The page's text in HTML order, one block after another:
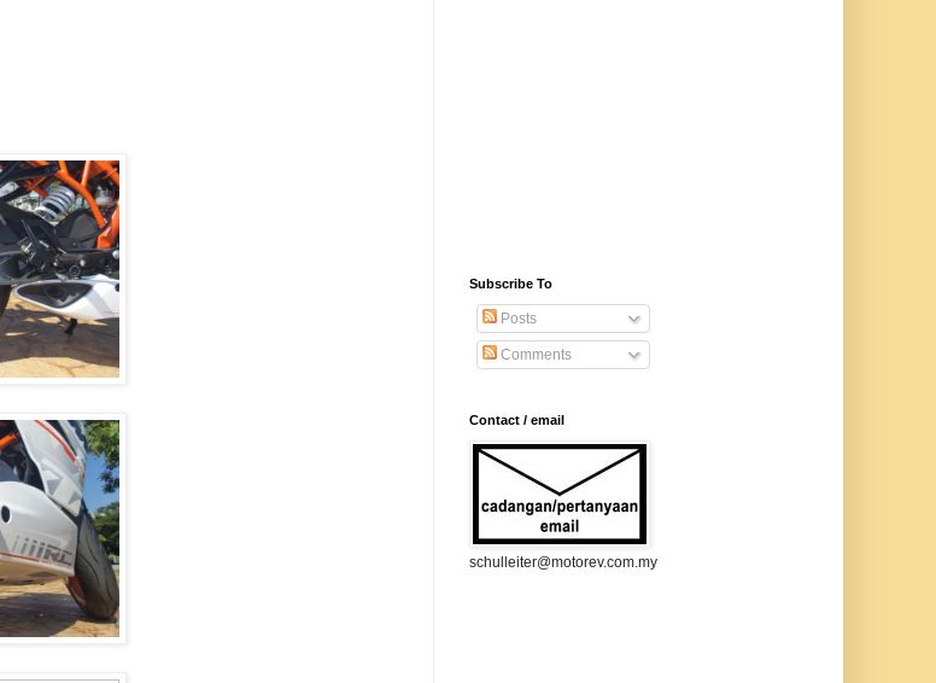
Subscribe To
Posts
Comments
Contact / email
schulleiter@motorev.com.my